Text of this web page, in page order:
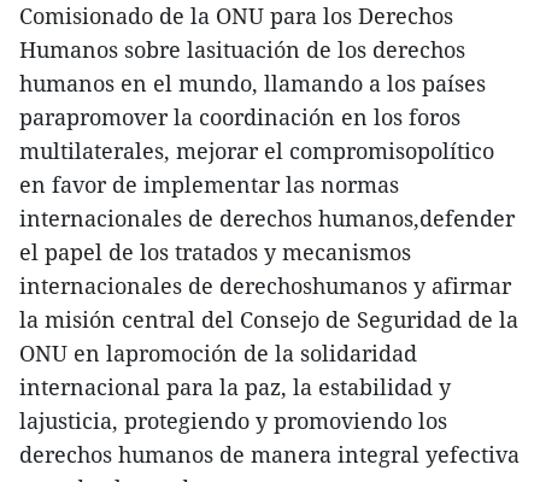
Comisionado de la ONU para los Derechos
Humanos sobre lasituación de los derechos
humanos en el mundo, llamando a los países
parapromover la coordinación en los foros
multilaterales, mejorar el compromisopolítico
en favor de implementar las normas
internacionales de derechos humanos,defender
el papel de los tratados y mecanismos
internacionales de derechoshumanos y afirmar
la misión central del Consejo de Seguridad de la
ONU en lapromoción de la solidaridad
internacional para la paz, la estabilidad y
lajusticia, protegiendo y promoviendo los
derechos humanos de manera integral yefectiva